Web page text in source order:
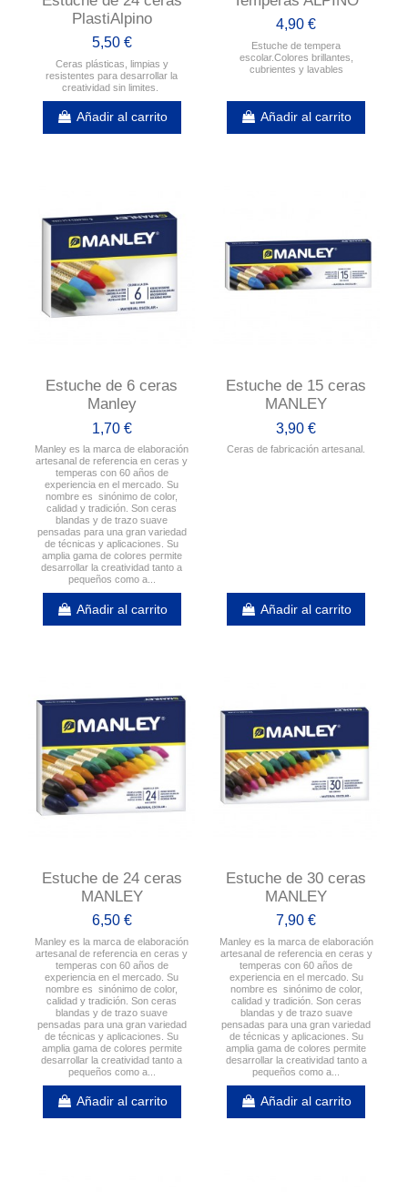
PlastiAlpino
5,50 €
Ceras plásticas, limpias y
resistentes para desarrollar la
creatividad sin limites.
Añadir al carrito
4,90 €
Estuche de tempera
escolar.Colores brillantes,
cubrientes y lavables
Añadir al carrito
Estuche de 6 ceras
Manley
1,70 €
Manley es la marca de elaboración
artesanal de referencia en ceras y
temperas con 60 años de
experiencia en el mercado. Su
nombre es sinónimo de color,
calidad y tradición. Son ceras
blandas y de trazo suave
pensadas para una gran variedad
de técnicas y aplicaciones. Su
amplia gama de colores permite
desarrollar la creatividad tanto a
pequeños como a...
Añadir al carrito
Estuche de 15 ceras
MANLEY
3,90 €
Ceras de fabricación artesanal.
Añadir al carrito
Estuche de 24 ceras
MANLEY
6,50 €
Manley es la marca de elaboración
artesanal de referencia en ceras y
temperas con 60 años de
experiencia en el mercado. Su
nombre es sinónimo de color,
calidad y tradición. Son ceras
blandas y de trazo suave
pensadas para una gran variedad
de técnicas y aplicaciones. Su
amplia gama de colores permite
desarrollar la creatividad tanto a
pequeños como a...
Añadir al carrito
Estuche de 30 ceras
MANLEY
7,90 €
Manley es la marca de elaboración
artesanal de referencia en ceras y
temperas con 60 años de
experiencia en el mercado. Su
nombre es sinónimo de color,
calidad y tradición. Son ceras
blandas y de trazo suave
pensadas para una gran variedad
de técnicas y aplicaciones. Su
amplia gama de colores permite
desarrollar la creatividad tanto a
pequeños como a...
Añadir al carrito